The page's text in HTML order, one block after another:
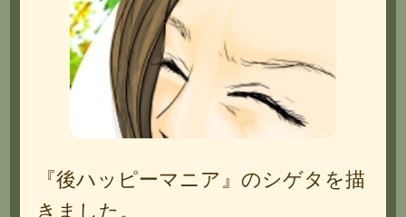
『後ハッピーマニア』のシゲタを描
きました。